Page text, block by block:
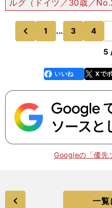
ルグ（ドイツ／30歳／
ツ（スペイン／23歳／
年目となるルノーは、資金
前
1 ... 3 4
5
faceboo
k
いいね Xで
Googleの「優先
一覧